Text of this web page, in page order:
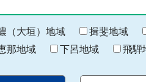
（大垣）地域 揖斐地域
那地域 下呂地域 飛騨